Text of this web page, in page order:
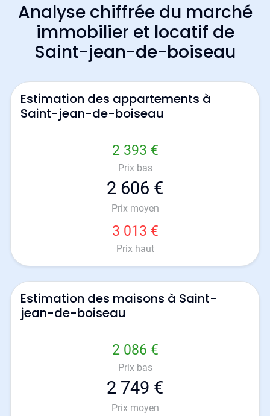
Analyse chiffrée du marché
immobilier et locatif de
Saint-jean-de-boiseau
Estimation des appartements à
Saint-jean-de-boiseau
2 393 €
Prix bas
2 606 €
Prix moyen
3 013 €
Prix haut
Estimation des maisons à Saint-
jean-de-boiseau
2 086 €
Prix bas
2 749 €
Prix moyen